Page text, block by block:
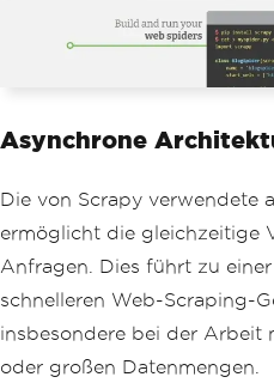
Asynchrone
Die von Scrapy verwendete
ermöglicht die gleichzeitige
Anfragen. Dies führt zu
schnelleren Web-Scraping-
insbesondere bei der Arbeit
oder großen Datenmengen.